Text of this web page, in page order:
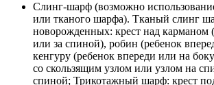
Слинг-шарф (возможно
или тканого шарфа). Тканый слинг
новорожденных: крест над карманом
или за спиной), робин (ребенок
кенгуру (ребенок впереди или на
со скользящим узлом или узлом на
спиной; Трикотажный шарф: крест